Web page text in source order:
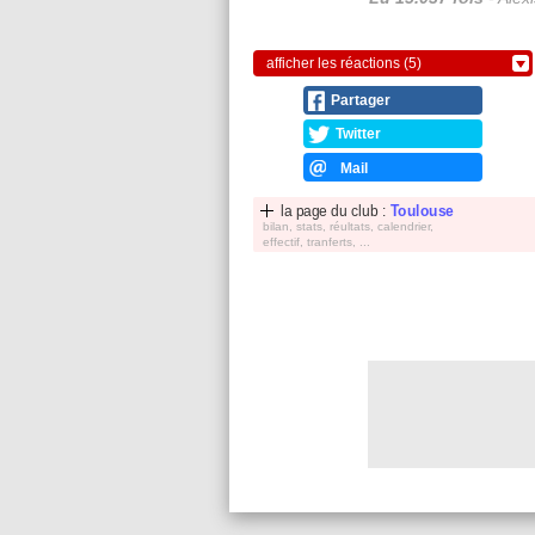
afficher les réactions (5)
Partager
Twitter
Mail
la page du club : Toulouse
bilan, stats, réultats, calendrier,
effectif, tranferts, ...